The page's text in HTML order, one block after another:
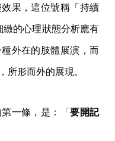
效果，這位號稱「持續
緻的心理狀態分析應有
外在的肢體展演，而
所形而外的展現。
一條，是：「要開記